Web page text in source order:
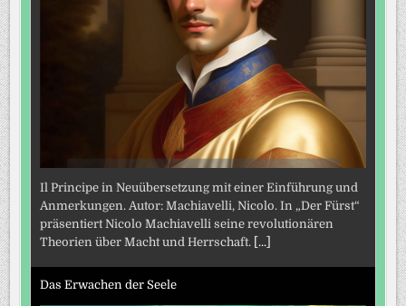
Il Principe in Neuübersetzung mit einer Einführung und
Anmerkungen. Autor: Machiavelli, Nicolo. In „Der Fürst“
präsentiert Nicolo Machiavelli seine revolutionären
Theorien über Macht und Herrschaft. [...]
Das Erwachen der Seele